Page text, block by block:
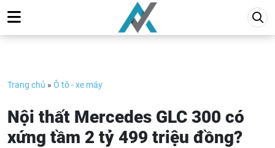
to
content
Trang chủ » Ô tô - xe máy
Nội thất Mercedes GLC 300 có
xứng tầm 2 tỷ 499 triệu đồng?